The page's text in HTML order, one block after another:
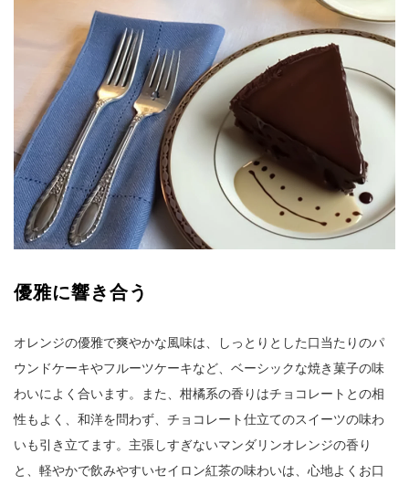
優雅に響き合う
オレンジの優雅で爽やかな風味は、しっとりとした口当たりのパ
ウンドケーキやフルーツケーキなど、ベーシックな焼き菓子の味
わいによく合います。また、柑橘系の香りはチョコレートとの相
性もよく、和洋を問わず、チョコレート仕立てのスイーツの味わ
いも引き立てます。主張しすぎないマンダリンオレンジの香り
と、軽やかで飲みやすいセイロン紅茶の味わいは、心地よくお口